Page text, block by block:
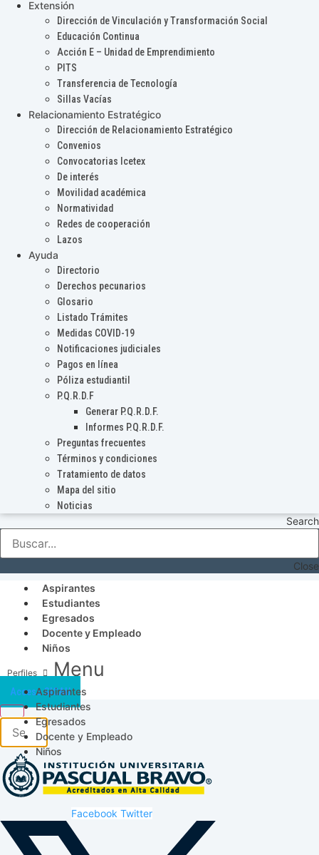
Extensión
Dirección de Vinculación y Transformación Social
Educación Continua
Acción E – Unidad de Emprendimiento
PITS
Transferencia de Tecnología
Sillas Vacías
Relacionamiento Estratégico
Dirección de Relacionamiento Estratégico
Convenios
Convocatorias Icetex
De interés
Movilidad académica
Normatividad
Redes de cooperación
Lazos
Ayuda
Directorio
Derechos pecunarios
Glosario
Listado Trámites
Medidas COVID-19
Notificaciones judiciales
Pagos en línea
Póliza estudiantil
P.Q.R.D.F
Generar P.Q.R.D.F.
Informes P.Q.R.D.F.
Preguntas frecuentes
Términos y condiciones
Tratamiento de datos
Mapa del sitio
Noticias
Search
Close
Aspirantes
Estudiantes
Egresados
Docente y Empleado
Niños
Menu
Aspirantes
Estudiantes
Egresados
Docente y Empleado
Niños
Acceso SICAU
Facebook Twitter